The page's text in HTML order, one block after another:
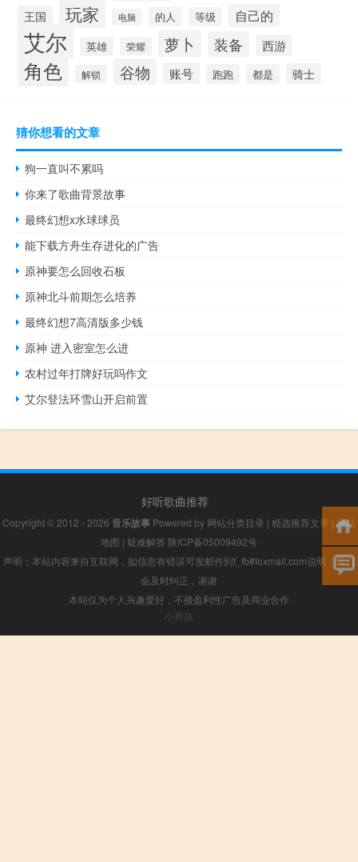
王国 玩家 电脑 的人 等级 自己的
艾尔 英雄 荣耀 萝卜 装备 西游
角色 解锁 谷物 账号 跑跑 都是 骑士
猜你想看的文章
狗一直叫不累吗
你来了歌曲背景故事
最终幻想x水球球员
能下载方舟生存进化的广告
原神要怎么回收石板
原神北斗前期怎么培养
最终幻想7高清版多少钱
原神 进入密室怎么进
农村过年打牌好玩吗作文
艾尔登法环雪山开启前置
好听歌曲推荐
Copyright © 2012 - 2026 音乐故事 Powered by 网站分类目录 | 精选推荐文章 |网站
地图 | 疑难解答 陕ICP备05009492号
声明：本站内容来自互联网，如信息有错误可发邮件到f_fb#foxmail.com说明，我们
会及时纠正，谢谢
本站仅为个人兴趣爱好，不接盈利性广告及商业合作
小男孩